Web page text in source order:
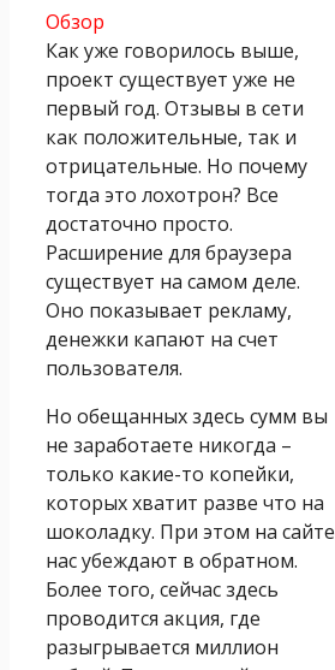
Обзор
Как уже говорилось выше,
проект существует уже не
первый год. Отзывы в сети
как положительные, так и
отрицательные. Но почему
тогда это лохотрон? Все
достаточно просто.
Расширение для браузера
существует на самом деле.
Оно показывает рекламу,
денежки капают на счет
пользователя.
Но обещанных здесь сумм вы
не заработаете никогда –
только какие-то копейки,
которых хватит разве что на
шоколадку. При этом на сайте
нас убеждают в обратном.
Более того, сейчас здесь
проводится акция, где
разыгрывается миллион